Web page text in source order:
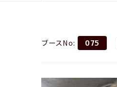
ブースNo: 075